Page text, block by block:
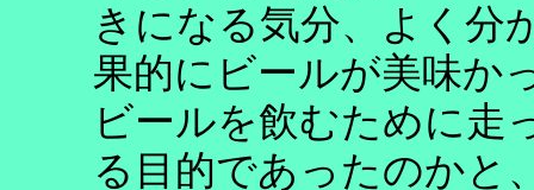
きになる気分、よく分
果的にビールが美味か
ビールを飲むために走
る目的であったのかと